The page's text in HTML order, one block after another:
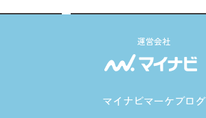
運営会社
マイナビマーケブログ